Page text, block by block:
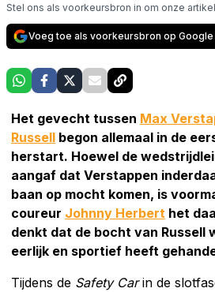
Stel ons als voorkeursbron in om onze
Voeg toe als voorkeursbron op Google
Het gevecht tussen Max
Russell begon allemaal in de
herstart. Hoewel de
aangaf dat Verstappen
baan op mocht komen, is
coureur Johnny Herbert het
denkt dat de bocht van Russell
eerlijk en sportief heeft
Tijdens de Safety Carin de